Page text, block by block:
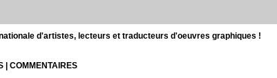
d'artistes, lecteurs et traducteurs d'oeuvres graphiques !
| COMMENTAIRES